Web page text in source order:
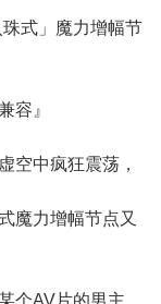
式」魔力增幅节
容』
中疯狂震荡，
魔力增幅节点又
个AV片的男主